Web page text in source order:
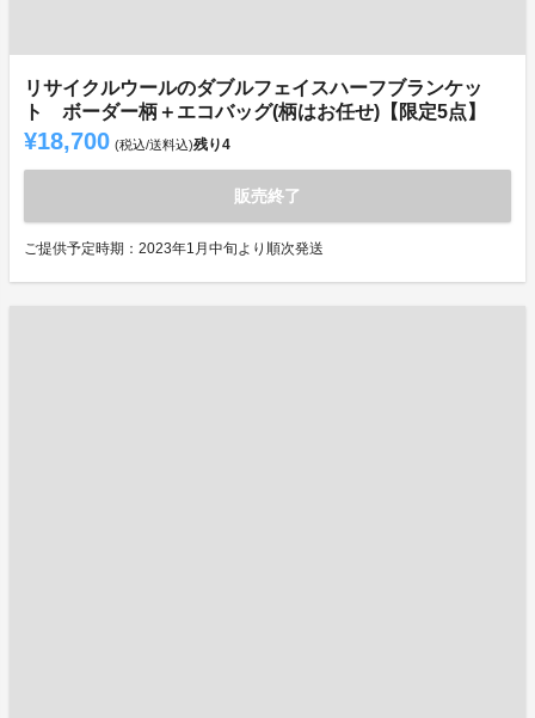
リサイクルウールのダブルフェイスハーフブランケッ
ト ボーダー柄＋エコバッグ(柄はお任せ)【限定5点】
¥18,700 (税込/送料込)残り4
販売終了
ご提供予定時期：2023年1月中旬より順次発送